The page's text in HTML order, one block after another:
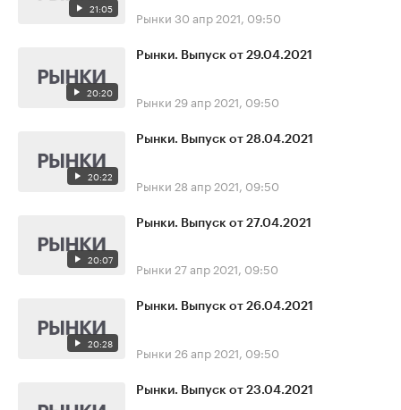
21:05 Рынки 30 апр 2021, 09:50
20:20
Рынки. Выпуск от 29.04.2021
Рынки 29 апр 2021, 09:50
20:22
Рынки. Выпуск от 28.04.2021
Рынки 28 апр 2021, 09:50
20:07
Рынки. Выпуск от 27.04.2021
Рынки 27 апр 2021, 09:50
20:28
Рынки. Выпуск от 26.04.2021
Рынки 26 апр 2021, 09:50
Рынки. Выпуск от 23.04.2021